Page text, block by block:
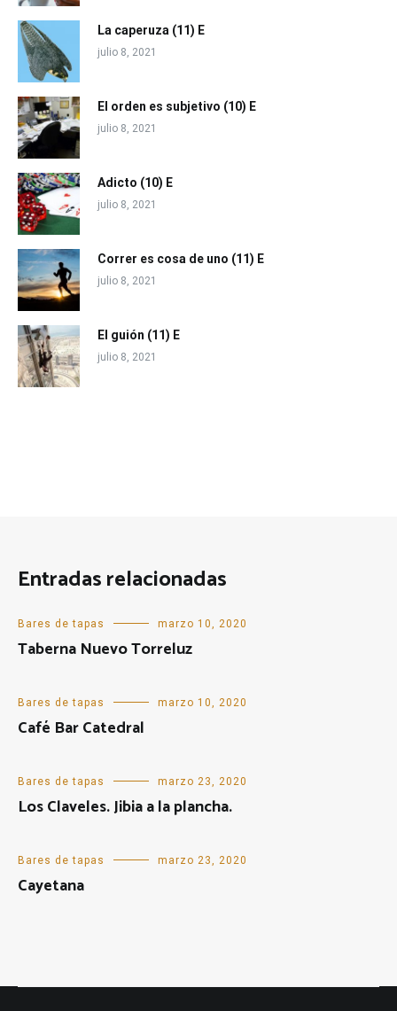
La caperuza (11) E
julio 8, 2021
El orden es subjetivo (10) E
julio 8, 2021
Adicto (10) E
julio 8, 2021
Correr es cosa de uno (11) E
julio 8, 2021
El guión (11) E
julio 8, 2021
Entradas relacionadas
Bares de tapas marzo 10, 2020
Taberna Nuevo Torreluz
Bares de tapas marzo 10, 2020
Café Bar Catedral
Bares de tapas marzo 23, 2020
Los Claveles. Jibia a la plancha.
Bares de tapas marzo 23, 2020
Cayetana